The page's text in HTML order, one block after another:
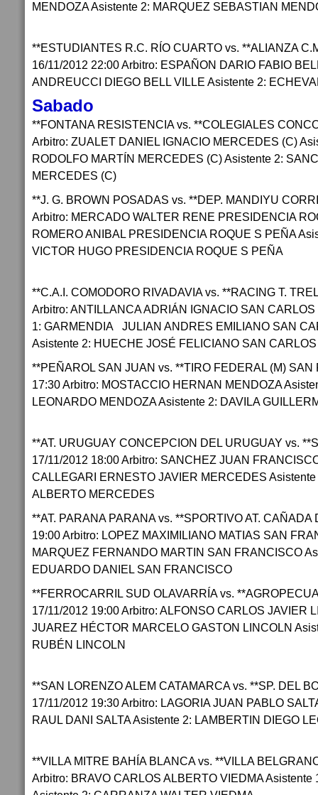
MENDOZA Asistente 2: MARQUEZ SEBASTIAN
**ESTUDIANTES R.C. RÍO CUARTO vs. **ALIANZA
16/11/2012 22:00 Arbitro: ESPAÑON DARIO FABIO
ANDREUCCI DIEGO BELL VILLE Asistente 2:
Sabado
**FONTANA RESISTENCIA vs. **COLEGIALES
Arbitro: ZUALET DANIEL IGNACIO MERCEDES (C)
RODOLFO MARTÍN MERCEDES (C) Asistente 2:
MERCEDES (C)
**J. G. BROWN POSADAS vs. **DEP. MANDIYU
Arbitro: MERCADO WALTER RENE PRESIDENCIA
ROMERO ANIBAL PRESIDENCIA ROQUE S PEÑA
VICTOR HUGO PRESIDENCIA ROQUE S PEÑA
**C.A.I. COMODORO RIVADAVIA vs. **RACING T.
Arbitro: ANTILLANCA ADRIÁN IGNACIO SAN
1: GARMENDIA JULIAN ANDRES EMILIANO SAN
Asistente 2: HUECHE JOSÉ FELICIANO SAN
**PEÑAROL SAN JUAN vs. **TIRO FEDERAL (M)
17:30 Arbitro: MOSTACCIO HERNAN MENDOZA
LEONARDO MENDOZA Asistente 2: DAVILA
**AT. URUGUAY CONCEPCION DEL URUGUAY vs.
17/11/2012 18:00 Arbitro: SANCHEZ JUAN
CALLEGARI ERNESTO JAVIER MERCEDES
ALBERTO MERCEDES
**AT. PARANA PARANA vs. **SPORTIVO AT. CAÑADA
19:00 Arbitro: LOPEZ MAXIMILIANO MATIAS SAN
MARQUEZ FERNANDO MARTIN SAN FRANCISCO
EDUARDO DANIEL SAN FRANCISCO
**FERROCARRIL SUD OLAVARRÍA vs.
17/11/2012 19:00 Arbitro: ALFONSO CARLOS JAVIER
JUAREZ HÉCTOR MARCELO GASTON LINCOLN
RUBÉN LINCOLN
**SAN LORENZO ALEM CATAMARCA vs. **SP. DEL
17/11/2012 19:30 Arbitro: LAGORIA JUAN PABLO
RAUL DANI SALTA Asistente 2: LAMBERTIN DIEGO
**VILLA MITRE BAHÍA BLANCA vs. **VILLA
Arbitro: BRAVO CARLOS ALBERTO VIEDMA Asistente